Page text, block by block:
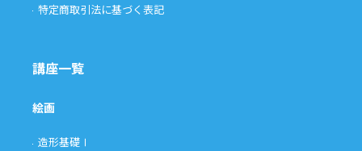
特定商取引法に基づく表記
講座一覧
絵画
造形基礎Ⅰ